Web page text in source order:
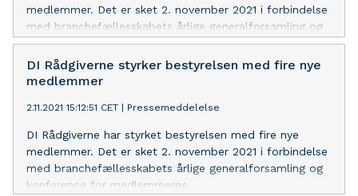
medlemmer. Det er sket 2. november 2021 i forbindelse
med branchefællesskabets årlige generalforsamling og
konference for medlemmerne.
DI Rådgiverne styrker bestyrelsen med fire nye
medlemmer
2.11.2021 15:12:51 CET Pressemeddelelse
DI Rådgiverne har styrket bestyrelsen med fire nye
medlemmer. Det er sket 2. november 2021 i forbindelse
med branchefællesskabets årlige generalforsamling og
konference for medlemmerne.